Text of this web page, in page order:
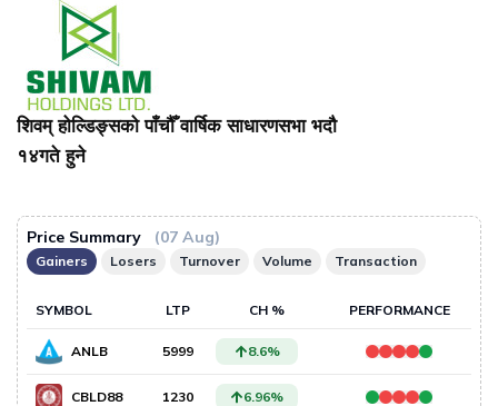
शिवम् होल्डिङ्सको पाँचौँ वार्षिक साधारणसभा भदौ
१४गते हुने